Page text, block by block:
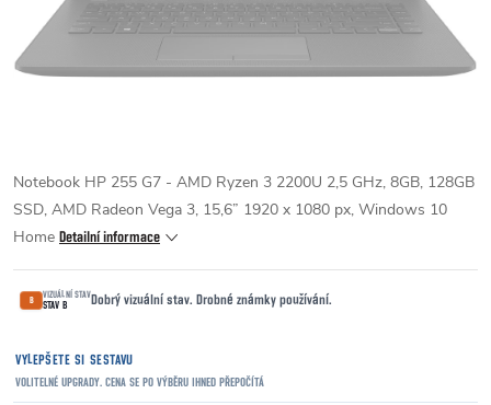
Notebook HP 255 G7 - AMD Ryzen 3 2200U 2,5 GHz, 8GB, 128GB
SSD, AMD Radeon Vega 3, 15,6” 1920 x 1080 px, Windows 10
Home Detailní informace
B VIZUÁLNÍ STAV
STAV B Dobrý vizuální stav. Drobné známky používání.
VYLEPŠETE SI SESTAVU
VOLITELNÉ UPGRADY. CENA SE PO VÝBĚRU IHNED PŘEPOČÍTÁ